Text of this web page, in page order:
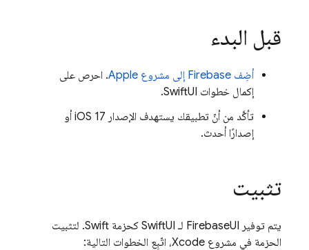
قبل البدء
أضِف Firebase إلى مشروع Apple
. احرص على
إكمال خطوات SwiftUI.
تأكَّد من أنّ تطبيقك يستهدف الإصدار iOS 17 أو
إصدارًا أحدث.
تثبيت
يتم توفير FirebaseUI لـ SwiftUI كحزمة Swift. لتثبيت
الحزمة في مشروع Xcode، اتّبِع الخطوات التالية: